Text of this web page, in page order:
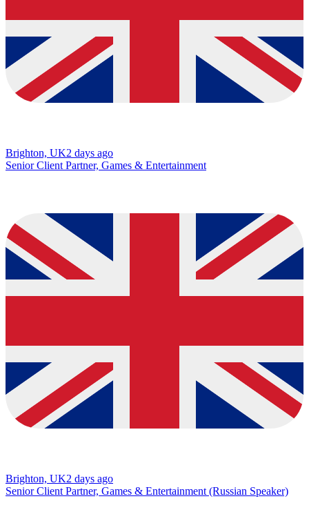
Brighton, UK2 days ago
Senior Client Partner, Games & Entertainment
Brighton, UK2 days ago
Senior Client Partner, Games & Entertainment (Russian Speaker)